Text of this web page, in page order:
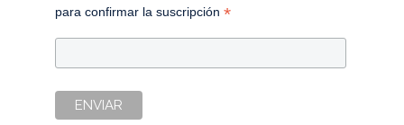
para confirmar la suscripción*